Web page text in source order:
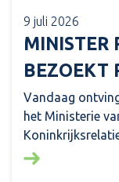
9 juli 2026
MINISTER
BEZOEKT
Vandaag
het Ministerie
Lees meer